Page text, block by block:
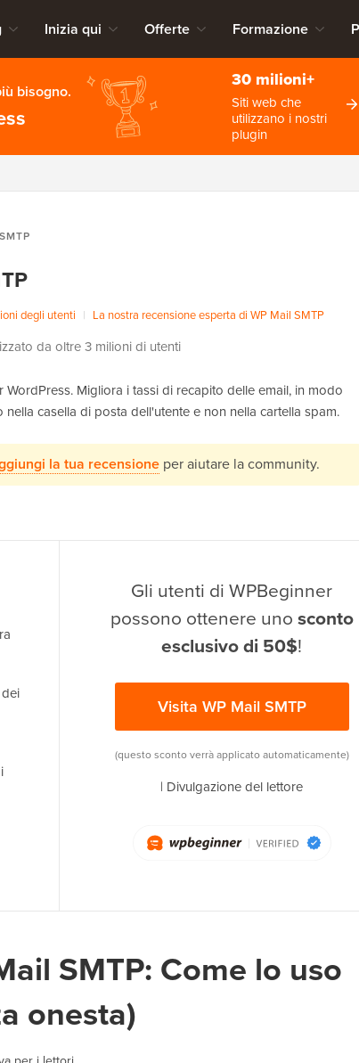
Inizia qui Offerte Formazione
bisogno.
30 milioni+
Siti web che
utilizzano i nostri
plugin
degli utenti | La nostra recensione esperta di WP Mail SMTP
da oltre 3 milioni di utenti
Migliora i tassi di recapito delle email, in modo
casella di posta dell'utente e non nella cartella spam.
la tua recensione per aiutare la community.
Gli utenti di WPBeginner
possono ottenere unosconto
esclusivo di 50$!
Visita WP Mail SMTP
(questo sconto verrà applicato automaticamente)
| Divulgazione del lettore
SMTP: Come lo uso
onesta)